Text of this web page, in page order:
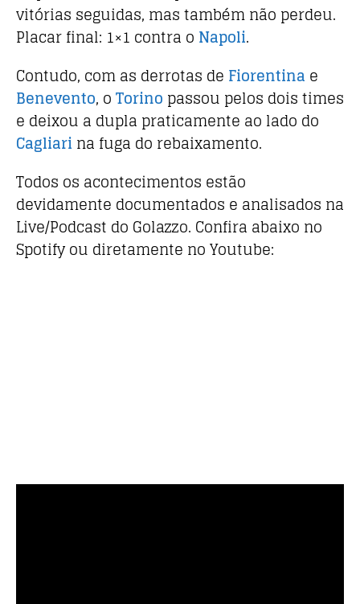
vitórias seguidas, mas também não perdeu.
Placar final: 1×1 contra o Napoli.
Contudo, com as derrotas de Fiorentina e
Benevento, oTorino passou pelos dois times
e deixou a dupla praticamente ao lado do
Cagliari na fuga do rebaixamento.
Todos os acontecimentos estão
devidamente documentados e analisados na
Live/Podcast do Golazzo. Confira abaixo no
Spotify ou diretamente no Youtube: